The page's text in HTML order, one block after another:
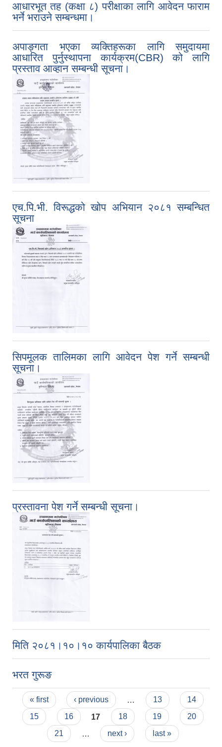
आधारभूत तह (कक्षा ८) परीक्षाका लागि आवेदन फाराम
भर्ने भराउने सम्बन्धमा।
अपाङ्गता भएका व्यक्तिहरूका लागि समुदायमा
आधारित पुर्नुस्थापना कार्यक्रम(CBR) को लागि
प्रस्ताव आव्हान सम्बन्धी सूचना।
एच.पि.भी. विरूद्धको खोप अभियान २०८१ सम्बन्धित
सूचना
सिपमूलक तालिमका लागि आवेदन पेश गर्ने सम्बन्धी
सूचना।
प्रस्तावना पेश गर्ने सम्बन्धी सूचना।
मिति २०८१।१०।१० कार्यपालिका बैठक
भरत गुरूङ
Pages
« first ‹ previous 13
14
15
16 17 18 19
20
21
next › last »